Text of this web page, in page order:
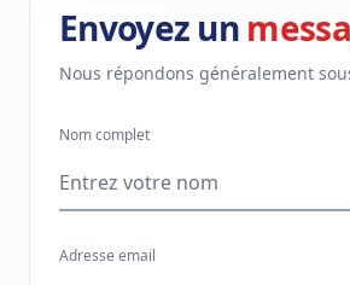
Envoyez un
Nous répondons généralement
Nom complet
Adresse email